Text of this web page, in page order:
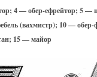
4 — обер-ефрейтор; 5
(вахмистр); 10 —
15 — майор